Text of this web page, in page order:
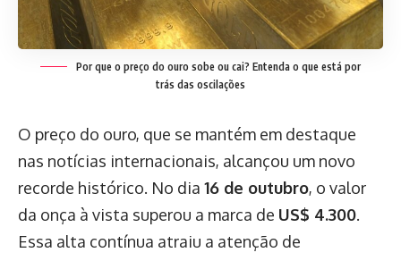
Por que o preço do ouro sobe ou cai? Entenda o que está por
trás das oscilações
O preço do ouro, que se mantém em destaque
nas notícias internacionais, alcançou um novo
recorde histórico. No dia 16 de outubro, o valor
da onça à vista superou a marca de US$ 4.300.
Essa alta contínua atraiu a atenção de